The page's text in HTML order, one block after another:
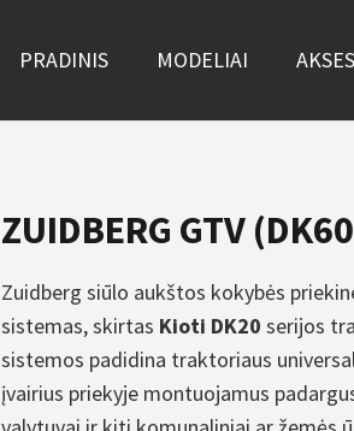
PRADINIS MODELIAI
ZUIDBERG GTV
Zuidberg siūlo aukštos kokybės
sistemas, skirtas Kioti DK20 serijos
sistemos padidina traktoriaus
įvairius priekyje montuojamus